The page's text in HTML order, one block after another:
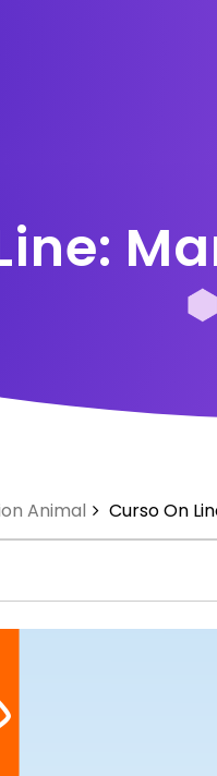
Animal Curso On